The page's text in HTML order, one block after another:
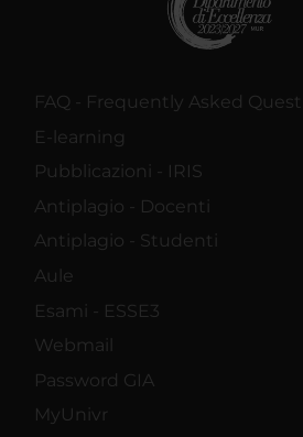
FAQ - Frequently Asked
E-learning
Pubblicazioni - IRIS
Antiplagio - Docenti
Antiplagio - Studenti
Aule
Esami - ESSE3
Webmail
Password GIA
MyUnivr